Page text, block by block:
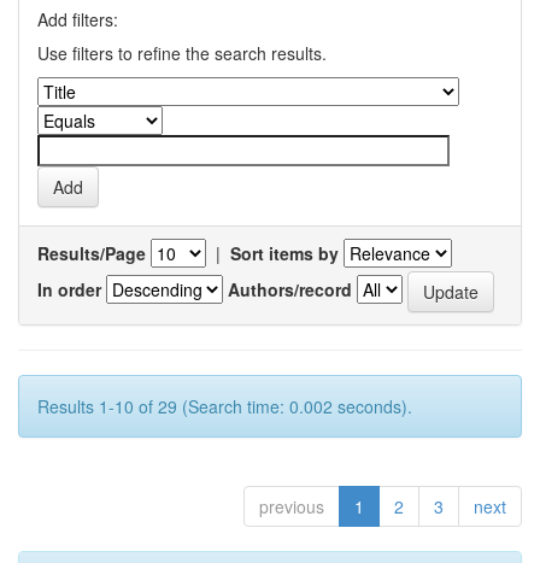
Add filters:
Use filters to refine the search results.
Results/Page | Sort items by
In order
Authors/record
Results 1-10 of 29 (Search time: 0.002 seconds).
previous 1 2 3 next